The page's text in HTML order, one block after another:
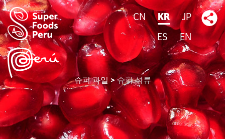
CN KR
JP
ES
EN
슈퍼 과일 슈퍼 석류